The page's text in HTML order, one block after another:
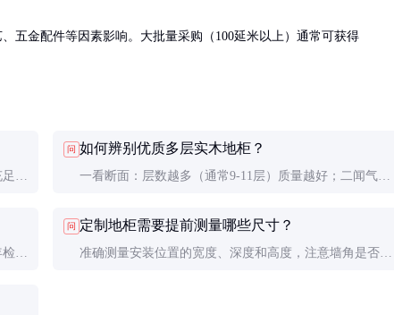
五金配件等因素影响。大批量采购（100延米以上）通常可获得
的
问 如何辨别优质多层实木地柜？
一看断面：层数越多（通常9-11层）质量越好；二闻气
越好。
查
问 定制地柜需要提前测量哪些尺寸？
准确测量安装位置的宽度、深度和高度，注意墙角是否垂